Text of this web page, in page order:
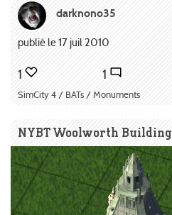
darknono35
publié le 17 juil 2010
1 1
SimCity 4 / BATs / Monuments
NYBT Woolworth Building